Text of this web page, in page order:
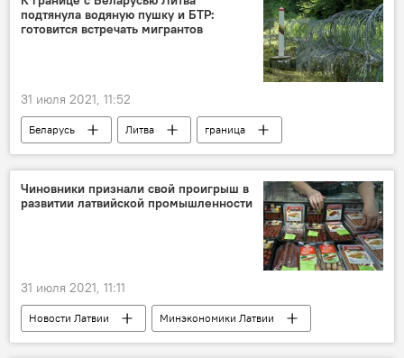
подтянула водяную пушку и БТР:
готовится встречать мигрантов
31 июля 2021, 11:52
Беларусь Литва
граница
мигранты
Чиновники признали свой проигрыш в
развитии латвийской промышленности
31 июля 2021, 11:11
Новости Латвии
Минэкономики Латвии
Евросоюз